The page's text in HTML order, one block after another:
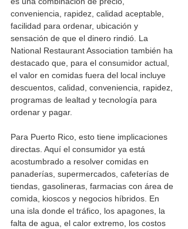
conveniencia, rapidez, calidad aceptable,
facilidad para ordenar, ubicación y
sensación de que el dinero rindió. La
National Restaurant Association también ha
destacado que, para el consumidor actual,
el valor en comidas fuera del local incluye
descuentos, calidad, conveniencia, rapidez,
programas de lealtad y tecnología para
ordenar y pagar.
Para Puerto Rico, esto tiene implicaciones
directas. Aquí el consumidor ya está
acostumbrado a resolver comidas en
panaderías, supermercados, cafeterías de
tiendas, gasolineras, farmacias con área de
comida, kioscos y negocios híbridos. En
una isla donde el tráfico, los apagones, la
falta de agua, el calor extremo, los costos